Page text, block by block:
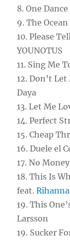
8. One
9. The
10. Please
YOUNOTUS
11. Sing Me
12. Don’t
Daya
13. Let Me
14. Perfect
15. Cheap
16. Duele el
17. No
18. This Is
feat.Rihanna
19. This
Larsson
19. Sucker